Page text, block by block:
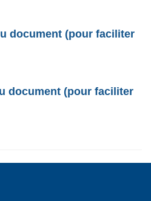
document (pour faciliter
document (pour faciliter